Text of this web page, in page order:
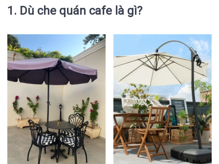
1. Dù che quán cafe là gì?